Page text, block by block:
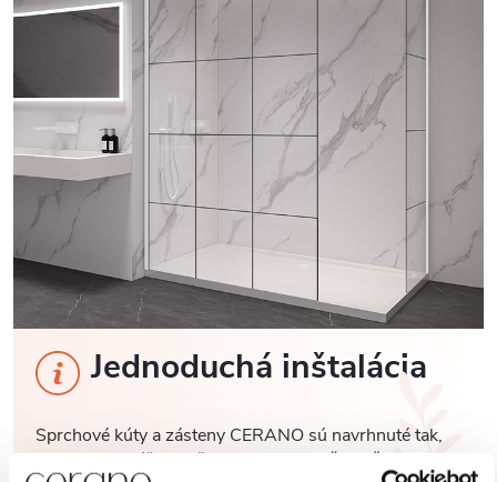
Jednoduchá inštalácia
Sprchové kúty a zásteny CERANO sú navrhnuté tak,
aby ich montáž bola čo
najjednoduchšia a časovo